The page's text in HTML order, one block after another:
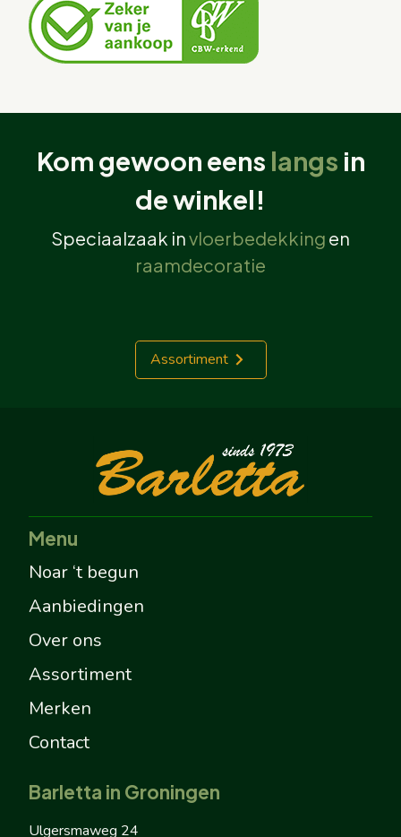
Kom gewoon eens langs in
de winkel!
Speciaalzaak invloerbedekking en
raamdecoratie
Assortiment
Menu
Noar ‘t begun
Aanbiedingen
Over ons
Assortiment
Merken
Contact
Barletta in Groningen
Ulgersmaweg 24